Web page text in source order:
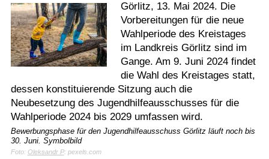
Verkehr
Gesundheit
Kultur
Termine
Kostenlos
Görlitz, 13. Mai 2024. Die
Vorbereitungen für die neue
Wahlperiode des Kreistages
im Landkreis Görlitz sind im
Gange. Am 9. Juni 2024 findet
die Wahl des Kreistages statt,
dessen konstituierende Sitzung auch die
Neubesetzung des Jugendhilfeausschusses für die
Wahlperiode 2024 bis 2029 umfassen wird.
Bewerbungsphase für den Jugendhilfeausschuss Görlitz läuft noch bis
30. Juni. Symbolbild
Foto: Oleksandr P: pexels.com